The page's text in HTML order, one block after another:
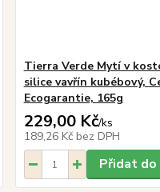
Tierra Verde Mytí v
silice vavřín kubébový,
Ecogarantie, 165g
229,00 Kč/ks
189,26 Kč bez DPH
Přidat do